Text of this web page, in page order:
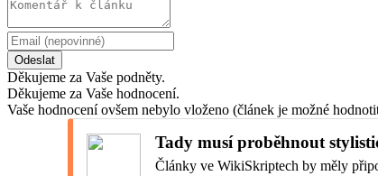
Odeslat
Děkujeme za Vaše podněty.
Děkujeme za Vaše hodnocení.
Vaše hodnocení ovšem nebylo vloženo (článek je možné
Tady musí proběhnout
Články ve WikiSkriptech by měly